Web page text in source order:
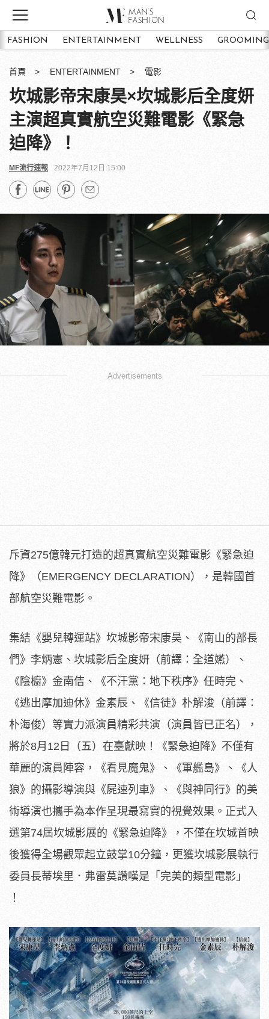
FASHION ENTERTAINMENT WELLNESS GROOMING
首頁 ENTERTAINMENT 電影
坎城影帝宋康昊×坎城影后全度妍
主演超真實航空災難電影《緊急
迫降》！
MF流行速報 2022年7月12日 15:00
Advertisements
斥資275億韓元打造的超真實航空災難電影《緊急迫
降》（EMERGENCY DECLARATION），是韓國首
部航空災難電影。
集結《嬰兒轉運站》坎城影帝宋康昊、《南山的部長
們》李炳憲、 坎城影后全度妍（前譯：全道嬿）、
《陰櫥》金南佶、《不汗黨： 地下秩序》任時完、
《逃出摩加迪休》金素辰、《信徒》朴解浚（前譯：
朴海俊）等實力派演員精彩共演（演員皆已正名），
將於8月 12日（五）在臺獻映！《緊急迫降》不僅有
華麗的演員陣容，《看見魔鬼》、《軍艦島》、《人
狼》的攝影導演與《屍速列車》、《與神同行》的美
術導演也攜手為本作呈現最寫實的視覺效果。 正式入
選第74屆坎城影展的《緊急迫降》， 不僅在坎城首映
後獲得全場觀眾起立鼓掌10分鐘， 更獲坎城影展執行
委員長蒂埃里．弗雷莫讚嘆是「完美的類型電影」
！